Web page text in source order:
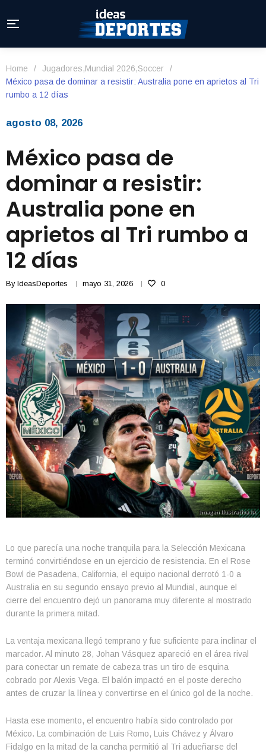
Home / Jugadores,Mundial 2026,Soccer
/
México pasa de dominar a resistir: Australia pone en aprietos al Tri
rumbo a 12 días
agosto 08, 2026
México pasa de
dominar a resistir:
Australia pone en
aprietos al Tri rumbo a
12 días
By IdeasDeportes mayo 31, 2026 0
Lo que parecía una noche tranquila para la Selección Mexicana
terminó convirtiéndose en un ejercicio de resistencia. En el Rose
Bowl de Pasadena, California, el equipo nacional derrotó 1-0 a
Australia en su segundo ensayo previo al Mundial, aunque el
cierre del encuentro dejó un panorama muy diferente al mostrado
durante la primera mitad.
La ventaja mexicana llegó temprano y fue suficiente para inclinar el
marcador. Al minuto 28, Johan Vásquez apareció en el área rival
para conectar un remate de cabeza tras un tiro de esquina
cobrado por Alexis Vega. El balón impactó en el poste derecho
antes de cruzar la línea y convertirse en el único gol de la noche.
Hasta ese momento, el encuentro había sido controlado por
México. La combinación de Luis Romo, Luis Chávez y Álvaro
Fidalgo en la mitad de la cancha permitió al Tri adueñarse del